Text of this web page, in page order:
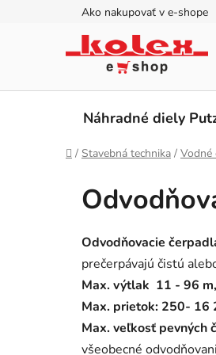
Ako nakupovať v e-shope
Náhradné diely
Domov
/ Stavebná technika / Vodné
Odvodňovacie
prečerpávajú čistú
Max. výtlak 11 - 96 m,
Max. prietok: 250- 16
Max. veľkosť pevných
všeobecné